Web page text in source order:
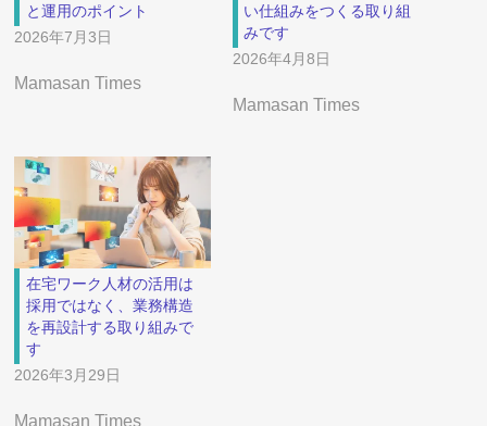
と運用のポイント
2026年7月3日
Mamasan Times
い仕組みをつくる取り組
みです
2026年4月8日
Mamasan Times
在宅ワーク人材の活用は
採用ではなく、業務構造
を再設計する取り組みで
す
2026年3月29日
Mamasan Times